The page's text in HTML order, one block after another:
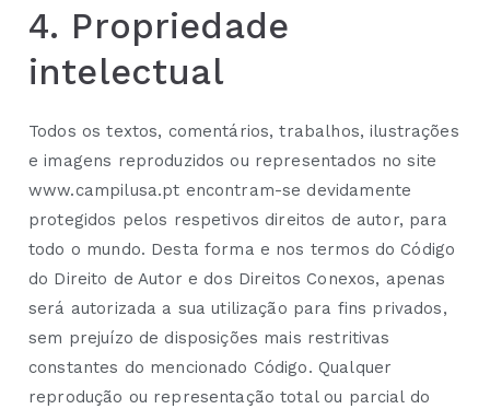
4. Propriedade
intelectual
Todos os textos, comentários, trabalhos, ilustrações
e imagens reproduzidos ou representados no site
www.campilusa.pt encontram-se devidamente
protegidos pelos respetivos direitos de autor, para
todo o mundo. Desta forma e nos termos do Código
do Direito de Autor e dos Direitos Conexos, apenas
será autorizada a sua utilização para fins privados,
sem prejuízo de disposições mais restritivas
constantes do mencionado Código. Qualquer
reprodução ou representação total ou parcial do